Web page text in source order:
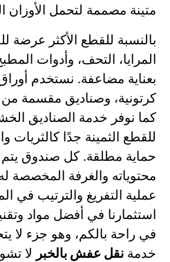
متينة مصممة لتحمل الأوزان
بالنسبة للقطع الأكثر عرضة
المرايا، التحف، وأدوات
بعناية مضاعفة. نستخدم
كرتونية، وصناديق مقسمة من
كما نوفر خدمة الصناديق
للقطع الثمينة جدًا كالثريات
حماية مطلقة. كل صندوق يتم
محتوياته والغرفة المخصصة
عملية التفريغ والترتيب في
استثمارنا في أفضل مواد
في راحة بالكم، وهو جزء لا
خدمة نقل عفش بالخبر لا